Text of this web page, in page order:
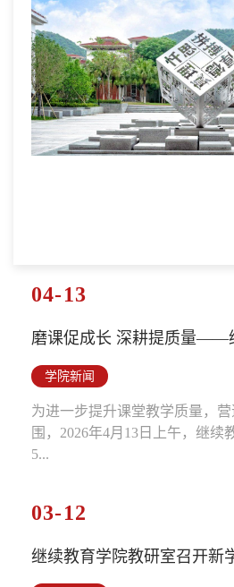
04-13
学院新闻
为进一步提升课堂教学质量，
围，2026年4月13日上午，继续
5...
03-12